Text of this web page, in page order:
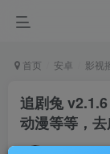
首页 安卓 影视
追剧兔 v2.1.6
动漫等等，